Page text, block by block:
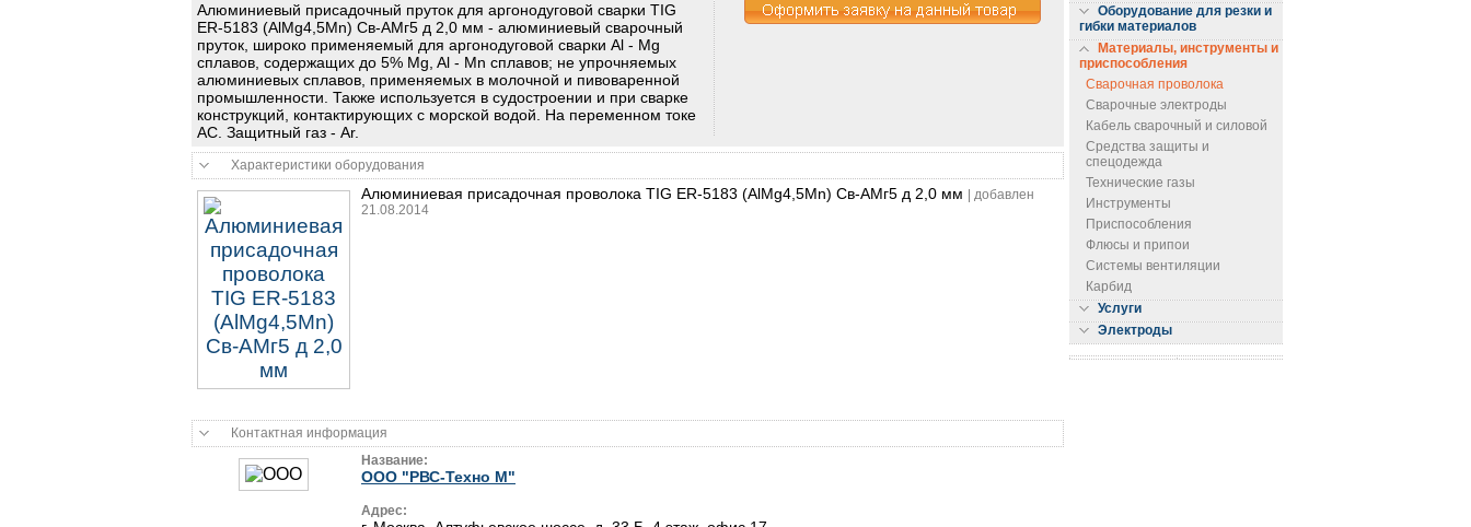
Алюминиевый присадочный пруток для аргонодуговой сварки TIG
ER-5183 (AlMg4,5Mn) Св-АМг5 д 2,0 мм - алюминиевый сварочный
пруток, широко применяемый для аргонодуговой сварки Al - Mg
сплавов, содержащих до 5% Mg, Al - Mn сплавов; не упрочняемых
алюминиевых сплавов, применяемых в молочной и пивоваренной
промышленности. Также используется в судостроении и при сварке
конструкций, контактирующих с морской водой. На переменном токе
AC. Защитный газ - Ar.
Характеристики оборудования
Алюминиевая присадочная проволока TIG ER-5183 (AlMg4,5Mn) Св-АМг5 д 2,0 мм
| добавлен
21.08.2014
Контактная информация
Название:
ООО "РВС-Техно М"
Адрес:
Оборудование для резки и
гибки материалов
Материалы, инструменты и
приспособления
Сварочная проволока
Сварочные электроды
Кабель сварочный и силовой
Средства защиты и
спецодежда
Технические газы
Инструменты
Приспособления
Флюсы и припои
Системы вентиляции
Карбид
Услуги
Электроды